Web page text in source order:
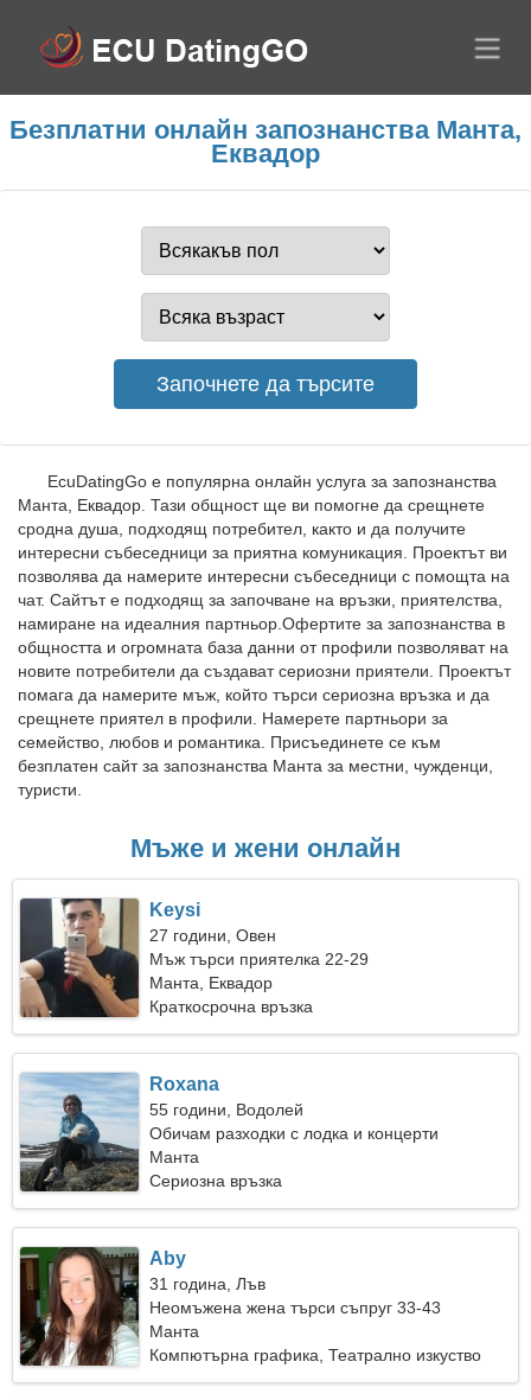
Безплатни онлайн запознанства Mанта,
Еквадор
EcuDatingGo е популярна онлайн услуга за запознанства
Mанта, Еквадор. Тази общност ще ви помогне да срещнете
сродна душа, подходящ потребител, както и да получите
интересни събеседници за приятна комуникация. Проектът ви
позволява да намерите интересни събеседници с помощта на
чат. Сайтът е подходящ за започване на връзки, приятелства,
намиране на идеалния партньор.Офертите за запознанства в
общността и огромната база данни от профили позволяват на
новите потребители да създават сериозни приятели. Проектът
помага да намерите мъж, който търси сериозна връзка и да
срещнете приятел в профили. Намерете партньори за
семейство, любов и романтика. Присъединете се към
безплатен сайт за запознанства Mанта за местни, чужденци,
туристи.
Мъже и жени онлайн
Keysi
27 години, Овен
Мъж търси приятелка 22-29
Mанта, Еквадор
Краткосрочна връзка
Roxana
55 години, Водолей
Обичам разходки с лодка и концерти
Mанта
Сериозна връзка
Aby
31 година, Лъв
Неомъжена жена търси съпруг 33-43
Mанта
Компютърна графика, Театрално изкуство